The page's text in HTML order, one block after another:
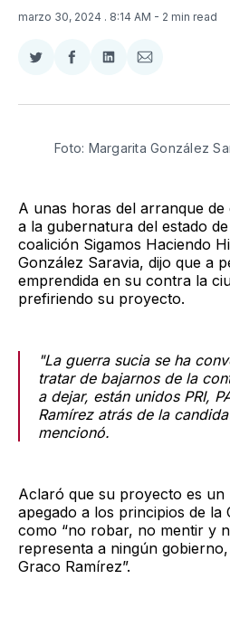
marzo 30, 2024 . 8:14 AM - 2 min read
Compartir
Twitter
Compartir
Facebook
Compartir
LinkedIn
Compartir
Email
Foto: Margarita González
A unas horas del arranque
a la gubernatura del estado
coalición Sigamos Haciendo
González Saravia, dijo que a
emprendida en su contra la
prefiriendo su proyecto.
"La guerra sucia se ha
tratar de bajarnos de la
a dejar, están unidos PRI,
Ramírez atrás de la
mencionó.
Aclaró que su proyecto es
apegado a los principios de
como “no robar, no mentir y
representa a ningún
Graco Ramírez”.